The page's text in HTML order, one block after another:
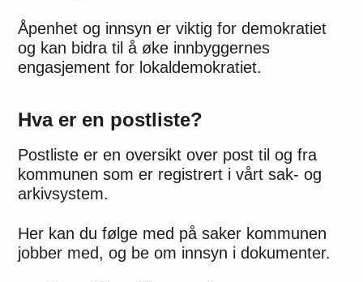
Åpenhet og innsyn er viktig for demokratiet
og kan bidra til å øke innbyggernes
engasjement for lokaldemokratiet.
Hva er en postliste?
Postliste er en oversikt over post til og fra
kommunen som er registrert i vårt sak- og
arkivsystem.
Her kan du følge med på saker kommunen
jobber med, og be om innsyn i dokumenter.